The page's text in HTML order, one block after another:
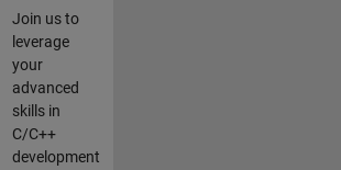
Join us to
leverage
your
advanced
skills in
C/C++
development